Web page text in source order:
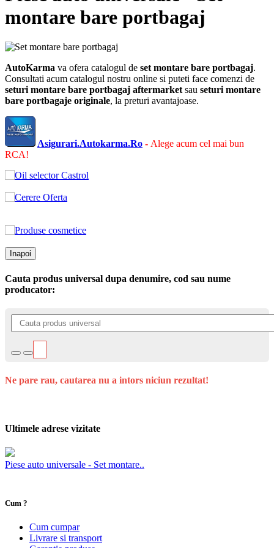
montare bare portbagaj
AutoKarma va ofera catalogul de set montare bare portbagaj.
Consultati acum catalogul nostru online si puteti face comenzi de
seturi montare bare portbagaj aftermarketsau seturi montare
bare portbagaje originale, la preturi avantajoase.
Asigurari.Autokarma.Ro - Alege acum cel mai bun
RCA!
Inapoi
Cauta produs universal dupa denumire, cod sau nume
producator:
Ne pare rau, cautarea nu a intors niciun rezultat!
Ultimele adrese vizitate
Piese auto universale - Set montare..
Cum ?
Cum cumpar
Livrare si transport